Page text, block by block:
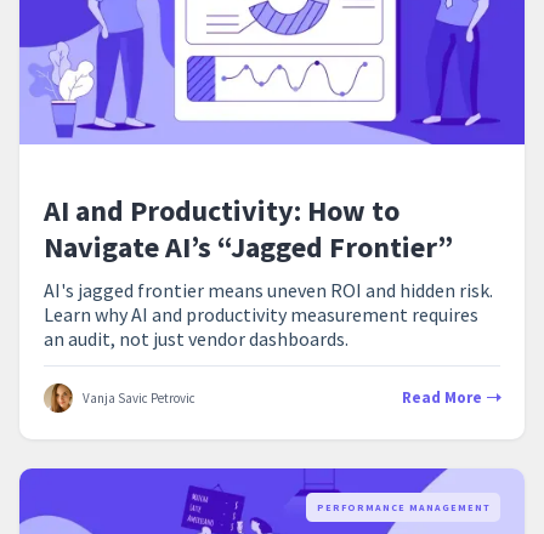
AI and Productivity: How to
Navigate AI’s “Jagged Frontier”
AI's jagged frontier means uneven ROI and hidden risk.
Learn why AI and productivity measurement requires
an audit, not just vendor dashboards.
Vanja Savic Petrovic Read More
PERFORMANCE MANAGEMENT